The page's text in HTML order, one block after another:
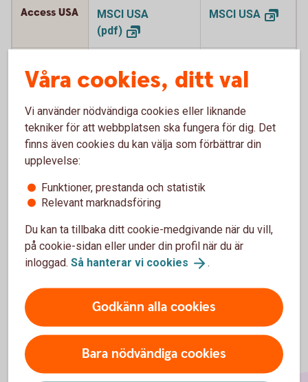
Access USA
MSCI USA
(pdf)
MSCI USA
Japan
(pdf)
Net
Access
Global
MSCI World Net
(pdf)
MSCI World
Net
Access Mix
Access Mix
(räntedel)
OMRX Bond
All
All
Våra cookies, ditt val
Vi använder nödvändiga cookies eller liknande
tekniker för att webbplatsen ska fungera för dig. Det
finns även cookies du kan välja som förbättrar din
upplevelse:
Funktioner, prestanda och statistik
Relevant marknadsföring
Du kan ta tillbaka ditt cookie-medgivande när du vill,
på cookie-sidan eller under din profil när du är
inloggad. Så hanterar vi cookies .
Godkänn alla cookies
Bara nödvändiga cookies